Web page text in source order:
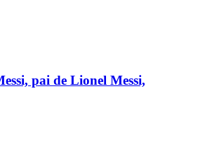
pai de Lionel Messi,